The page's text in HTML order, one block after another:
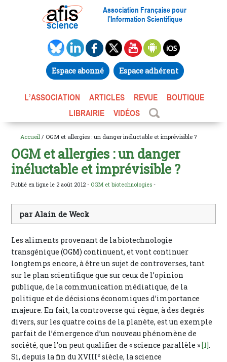
Association Française pour
l’Information Scientifique
Espace abonné Espace adhérent
L’ASSOCIATION ARTICLES REVUE
BOUTIQUE
LIBRAIRIE
VIDÉOS
Accueil / OGM et allergies : un danger inéluctable et imprévisible ?
OGM et allergies : un danger
inéluctable et imprévisible ?
Publié en ligne le 2 août 2012 - OGM et biotechnologies -
par Alain de Weck
Les aliments provenant de la biotechnologie
transgénique (OGM) continuent, et vont continuer
longtemps encore, à être un sujet de controverses, tant
sur le plan scientifique que sur ceux de l’opinion
publique, de la communication médiatique, de la
politique et de décisions économiques d’importance
majeure. En fait, la controverse qui règne, à des degrés
divers, sur les quatre coins de la planète, est un exemple
parfait de l’émergence d’un nouveau phénomène de
société, que l’on peut qualifier de « science parallèle »[1].
Si, depuis la fin du XVIIIe siècle, la science